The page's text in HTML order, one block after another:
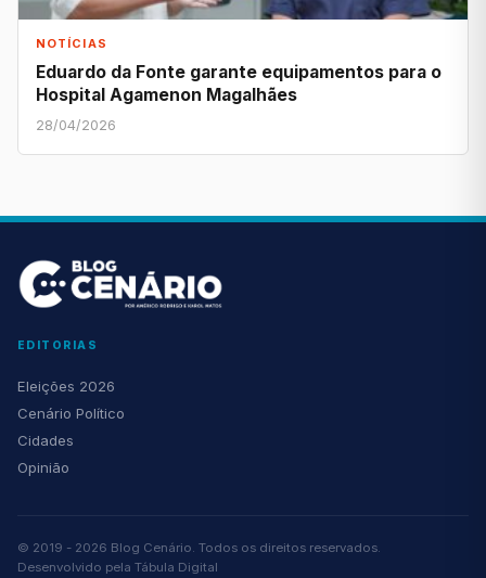
NOTÍCIAS
Eduardo da Fonte garante equipamentos para o
Hospital Agamenon Magalhães
28/04/2026
EDITORIAS
Eleições 2026
Cenário Político
Cidades
Opinião
© 2019 - 2026 Blog Cenário. Todos os direitos reservados.
Desenvolvido pela Tábula Digital